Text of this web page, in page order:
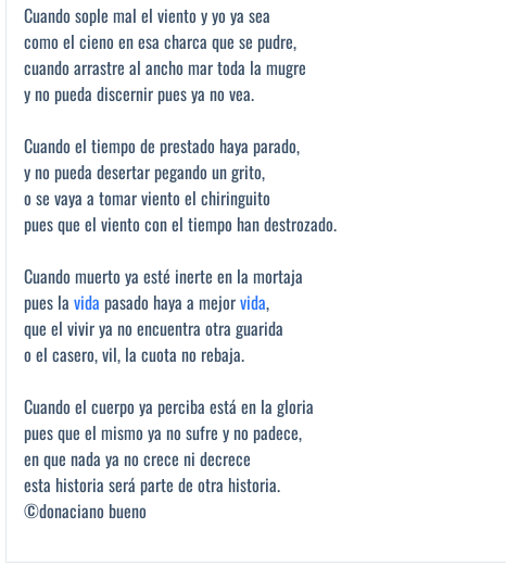
Cuando sople mal el viento y yo ya sea
como el cieno en esa charca que se pudre,
cuando arrastre al ancho mar toda la mugre
y no pueda discernir pues ya no vea.
Cuando el tiempo de prestado haya parado,
y no pueda desertar pegando un grito,
o se vaya a tomar viento el chiringuito
pues que el viento con el tiempo han destrozado.
Cuando muerto ya esté inerte en la mortaja
pues la vida pasado haya a mejorvida,
que el vivir ya no encuentra otra guarida
o el casero, vil, la cuota no rebaja.
Cuando el cuerpo ya perciba está en la gloria
pues que el mismo ya no sufre y no padece,
en que nada ya no crece ni decrece
esta historia será parte de otra historia.
©donaciano bueno